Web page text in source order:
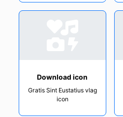
Download icon
Gratis Sint Eustatius vlag
icon